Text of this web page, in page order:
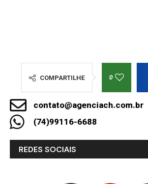
COMPARTILHE 0
contato@agenciach.com.br
(74)99116-6688
REDES SOCIAIS